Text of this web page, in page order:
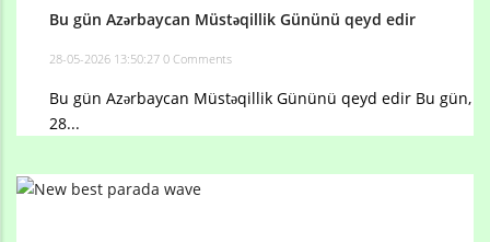
Bu gün Azərbaycan Müstəqillik Gününü qeyd edir
28-05-2026 13:50:27 0 Comments
Bu gün Azərbaycan Müstəqillik Gününü qeyd edir Bu gün,
28...